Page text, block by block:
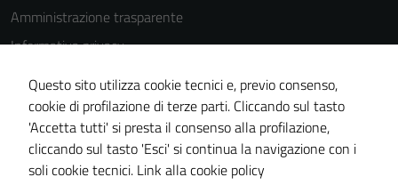
Amministrazione trasparente
Informativa privacy
Cookie Policy
Note legali
Dichiarazione di accessibilità
Piano di miglioramento del sito
Questo sito utilizza cookie tecnici e, previo consenso,
cookie di profilazione di terze parti. Cliccando sul tasto
'Accetta tutti' si presta il consenso alla profilazione,
cliccando sul tasto 'Esci' si continua la navigazione con i
soli cookie tecnici. Link alla cookie policy